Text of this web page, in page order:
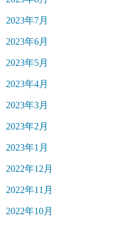
2023年7月
2023年6月
2023年5月
2023年4月
2023年3月
2023年2月
2023年1月
2022年12月
2022年11月
2022年10月